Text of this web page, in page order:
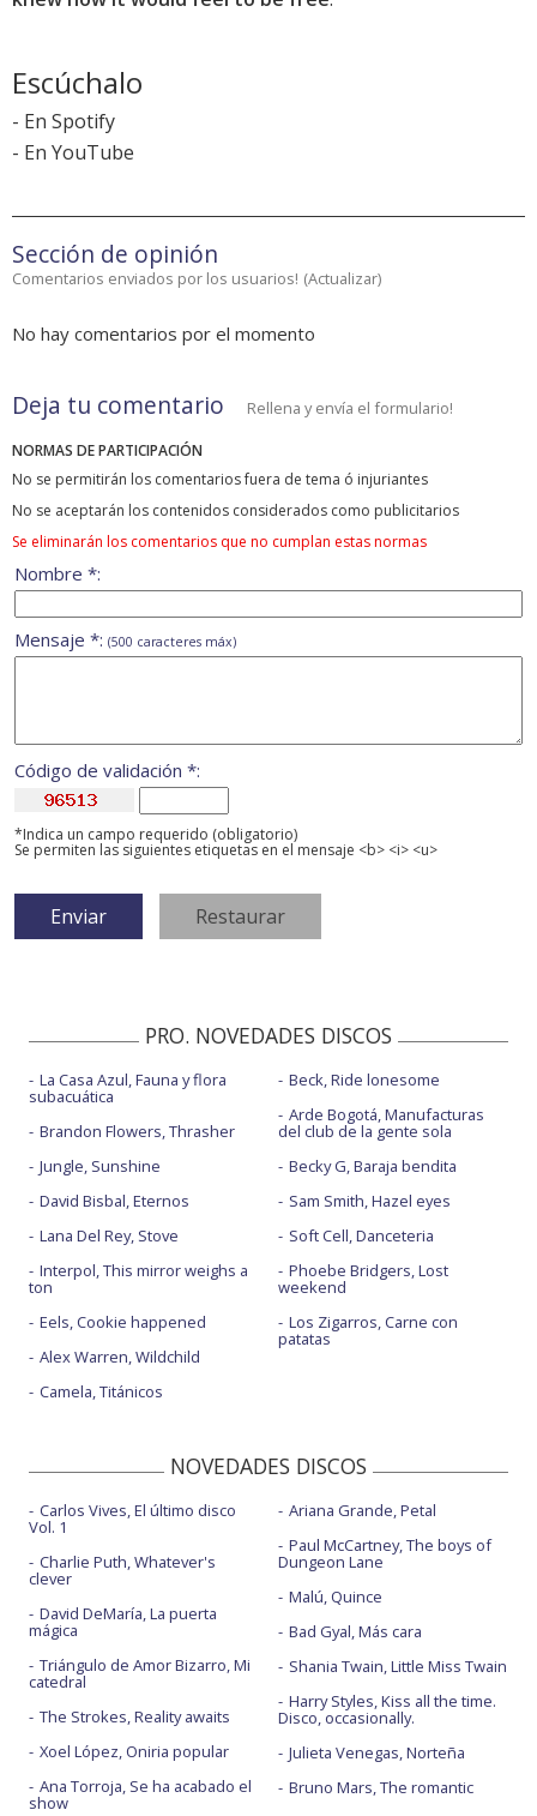
Escúchalo
- En Spotify
- En YouTube
Sección de opinión
Comentarios enviados por los usuarios! (Actualizar)
No hay comentarios por el momento
Deja tu comentario Rellena y envía el formulario!
NORMAS DE PARTICIPACIÓN
No se permitirán los comentarios fuera de tema ó injuriantes
No se aceptarán los contenidos considerados como publicitarios
Se eliminarán los comentarios que no cumplan estas normas
Nombre *:
Mensaje *: (500 caracteres máx)
Código de validación *:
*Indica un campo requerido (obligatorio)
Se permiten las siguientes etiquetas en el mensaje <b> <i> <u>
PRO. NOVEDADES DISCOS
La Casa Azul, Fauna y flora
subacuática
Brandon Flowers, Thrasher
Jungle, Sunshine
David Bisbal, Eternos
Lana Del Rey, Stove
Interpol, This mirror weighs a
ton
Eels, Cookie happened
Alex Warren, Wildchild
Camela, Titánicos
Beck, Ride lonesome
Arde Bogotá, Manufacturas
del club de la gente sola
Becky G, Baraja bendita
Sam Smith, Hazel eyes
Soft Cell, Danceteria
Phoebe Bridgers, Lost
weekend
Los Zigarros, Carne con
patatas
NOVEDADES DISCOS
Carlos Vives, El último disco
Vol. 1
Charlie Puth, Whatever's
clever
David DeMaría, La puerta
mágica
Triángulo de Amor Bizarro, Mi
catedral
The Strokes, Reality awaits
Xoel López, Oniria popular
Ana Torroja, Se ha acabado el
show
Ariana Grande, Petal
Paul McCartney, The boys of
Dungeon Lane
Malú, Quince
Bad Gyal, Más cara
Shania Twain, Little Miss Twain
Harry Styles, Kiss all the time.
Disco, occasionally.
Julieta Venegas, Norteña
Bruno Mars, The romantic